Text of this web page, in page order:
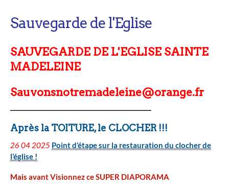
Sauvegarde de l'Eglise
SAUVEGARDE DE L'EGLISE SAINTE
MADELEINE
Sauvonsnotremadeleine@orange.fr
Après la TOITURE, le CLOCHER !!!
26 04 2025 Point d’étape sur la restauration du clocher de
l’église !
Mais avant Visionnez ce SUPER DIAPORAMA